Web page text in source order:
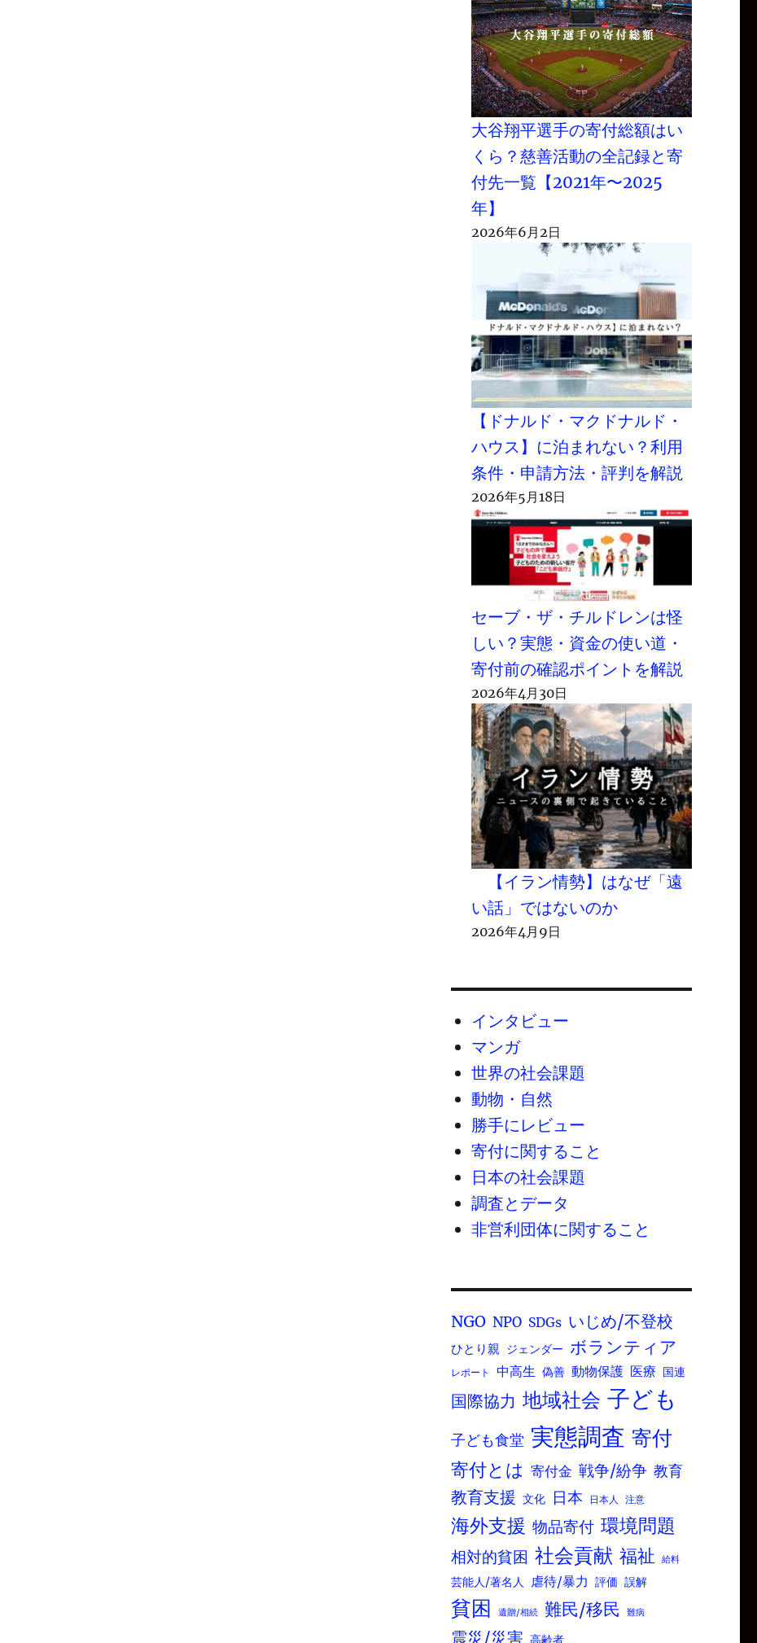
大谷翔平選手の寄付総額はい
くら？慈善活動の全記録と寄
付先一覧【2021年〜2025
年】
2026年6月2日
【ドナルド・マクドナルド・
ハウス】に泊まれない？利用
条件・申請方法・評判を解説
2026年5月18日
セーブ・ザ・チルドレンは怪
しい？実態・資金の使い道・
寄付前の確認ポイントを解説
2026年4月30日
【イラン情勢】はなぜ「遠
い話」ではないのか
2026年4月9日
インタビュー
マンガ
世界の社会課題
動物・自然
勝手にレビュー
寄付に関すること
日本の社会課題
調査とデータ
非営利団体に関すること
NGO NPO SDGs いじめ/不登校
ひとり親 ジェンダー ボランティア
レポート 中高生 偽善 動物保護 医療 国連
国際協力 地域社会 子ども
子ども食堂 実態調査 寄付
寄付とは 寄付金 戦争/紛争 教育
教育支援 文化 日本 日本人 注意
海外支援 物品寄付 環境問題
相対的貧困 社会貢献 福祉 給料
芸能人/著名人 虐待/暴力 評価 誤解
貧困 遺贈/相続 難民/移民 難病
震災/災害 高齢者